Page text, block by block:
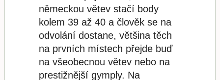
německou větev stačí body
kolem 39 až 40 a člověk se na
odvolání dostane, většina těch
na prvních místech přejde buď
na všeobecnou větev nebo na
prestižnější gymply. Na